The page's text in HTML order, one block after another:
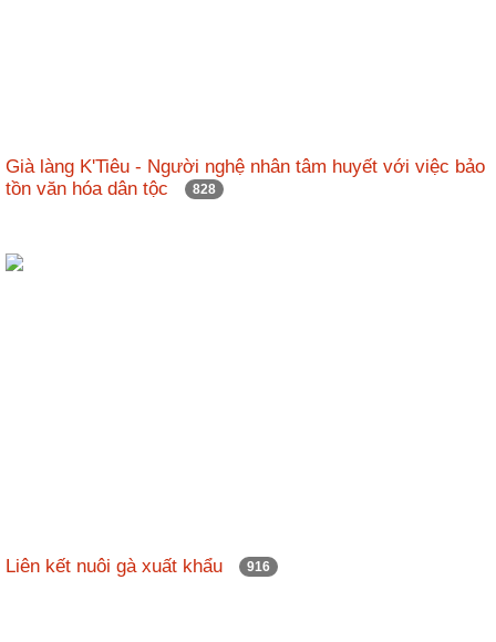
Già làng K'Tiêu - Người nghệ nhân tâm huyết với việc bảo
tồn văn hóa dân tộc
828
Liên kết nuôi gà xuất khẩu 916